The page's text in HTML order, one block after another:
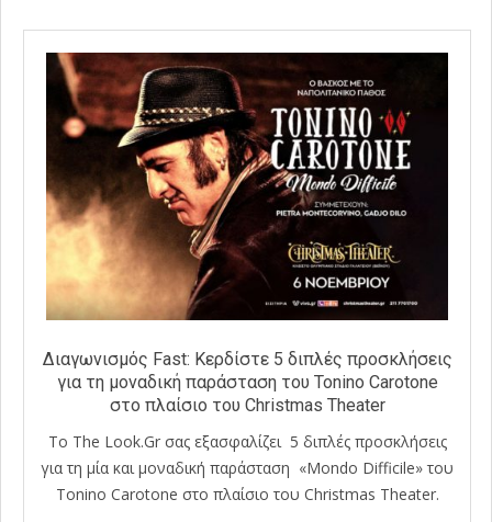
Διαγωνισμός Fast: Κερδίστε 5 διπλές προσκλήσεις
για τη μοναδική παράσταση του Tonino Carotone
στο πλαίσιο του Christmas Theater
Το The Look.Gr σας εξασφαλίζει 5 διπλές προσκλήσεις
για τη μία και μοναδική παράσταση «Mondo Difficile» του
Tonino Carotone στο πλαίσιο του Christmas Theater.